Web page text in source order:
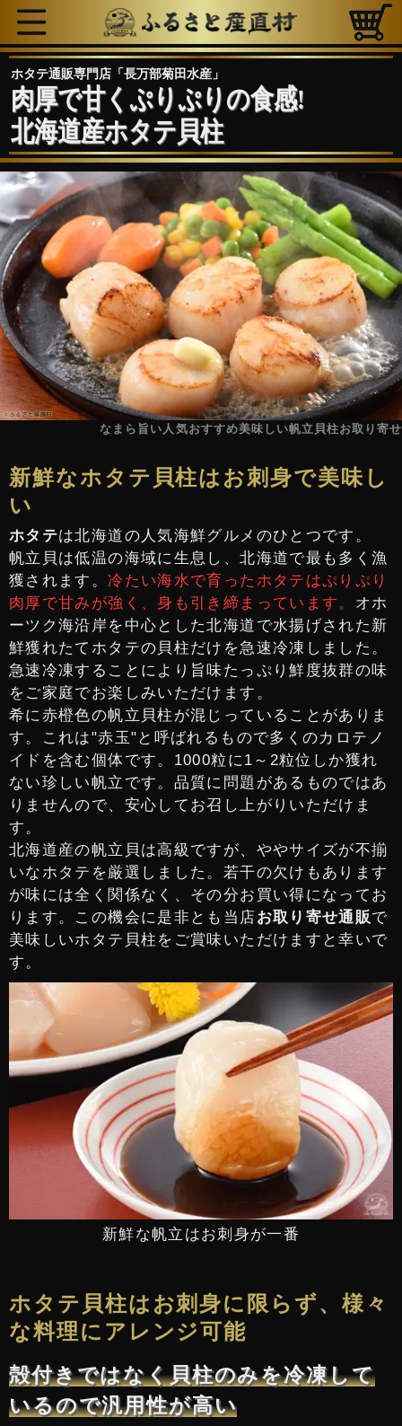
ホタテ通販専門店「長万部菊田水産」
肉厚で甘くぷりぷりの食感!
北海道産ホタテ貝柱
なまら旨い人気おすすめ美味しい帆立貝柱お取り寄せ
新鮮なホタテ貝柱はお刺身で美味し
い
新鮮な帆立はお刺身が一番
ホタテは北海道の人気海鮮グルメのひとつです。
帆立貝は低温の海域に生息し、北海道で最も多く漁
獲されます。冷たい海水で育ったホタテはぷりぷり
肉厚で甘みが強く、身も引き締まっています。 オホ
ーツク海沿岸を中心とした北海道で水揚げされた新
鮮獲れたてホタテの貝柱だけを急速冷凍しました。
急速冷凍することにより旨味たっぷり鮮度抜群の味
をご家庭でお楽しみいただけます。
希に赤橙色の帆立貝柱が混じっていることがありま
す。これは"赤玉"と呼ばれるもので多くのカロテノ
イドを含む個体です。1000粒に1～2粒位しか獲れ
ない珍しい帆立です。品質に問題があるものではあ
りませんので、安心してお召し上がりいただけま
す。
北海道産の帆立貝は高級ですが、ややサイズが不揃
いなホタテを厳選しました。若干の欠けもあります
が味には全く関係なく、その分お買い得になってお
ります。この機会に是非とも当店お取り寄せ通販で
美味しいホタテ貝柱をご賞味いただけますと幸いで
す。
ホタテ貝柱はお刺身に限らず、様々
な料理にアレンジ可能
殻付きではなく貝柱のみを冷凍して
いるので汎用性が高い